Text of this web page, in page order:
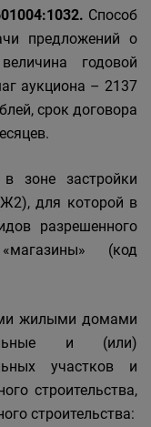
Способ
предложений о
годовой
аукциона – 2137
срок договора
зоне застройки
для которой в
разрешенного
(код
жилыми домами
и (или)
участков и
строительства,
строительства: